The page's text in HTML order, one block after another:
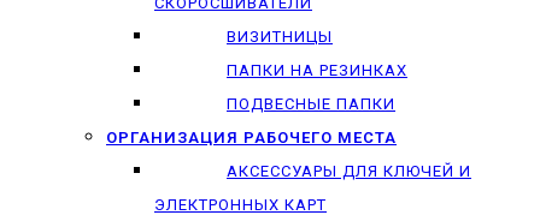
ВИЗИТНИЦЫ
ПАПКИ НА РЕЗИНКАХ
ПОДВЕСНЫЕ ПАПКИ
ОРГАНИЗАЦИЯ РАБОЧЕГО МЕСТА
АКСЕССУАРЫ ДЛЯ КЛЮЧЕЙ И
ЭЛЕКТРОННЫХ КАРТ